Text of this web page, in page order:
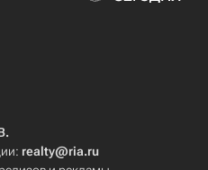
realty@ria.ru